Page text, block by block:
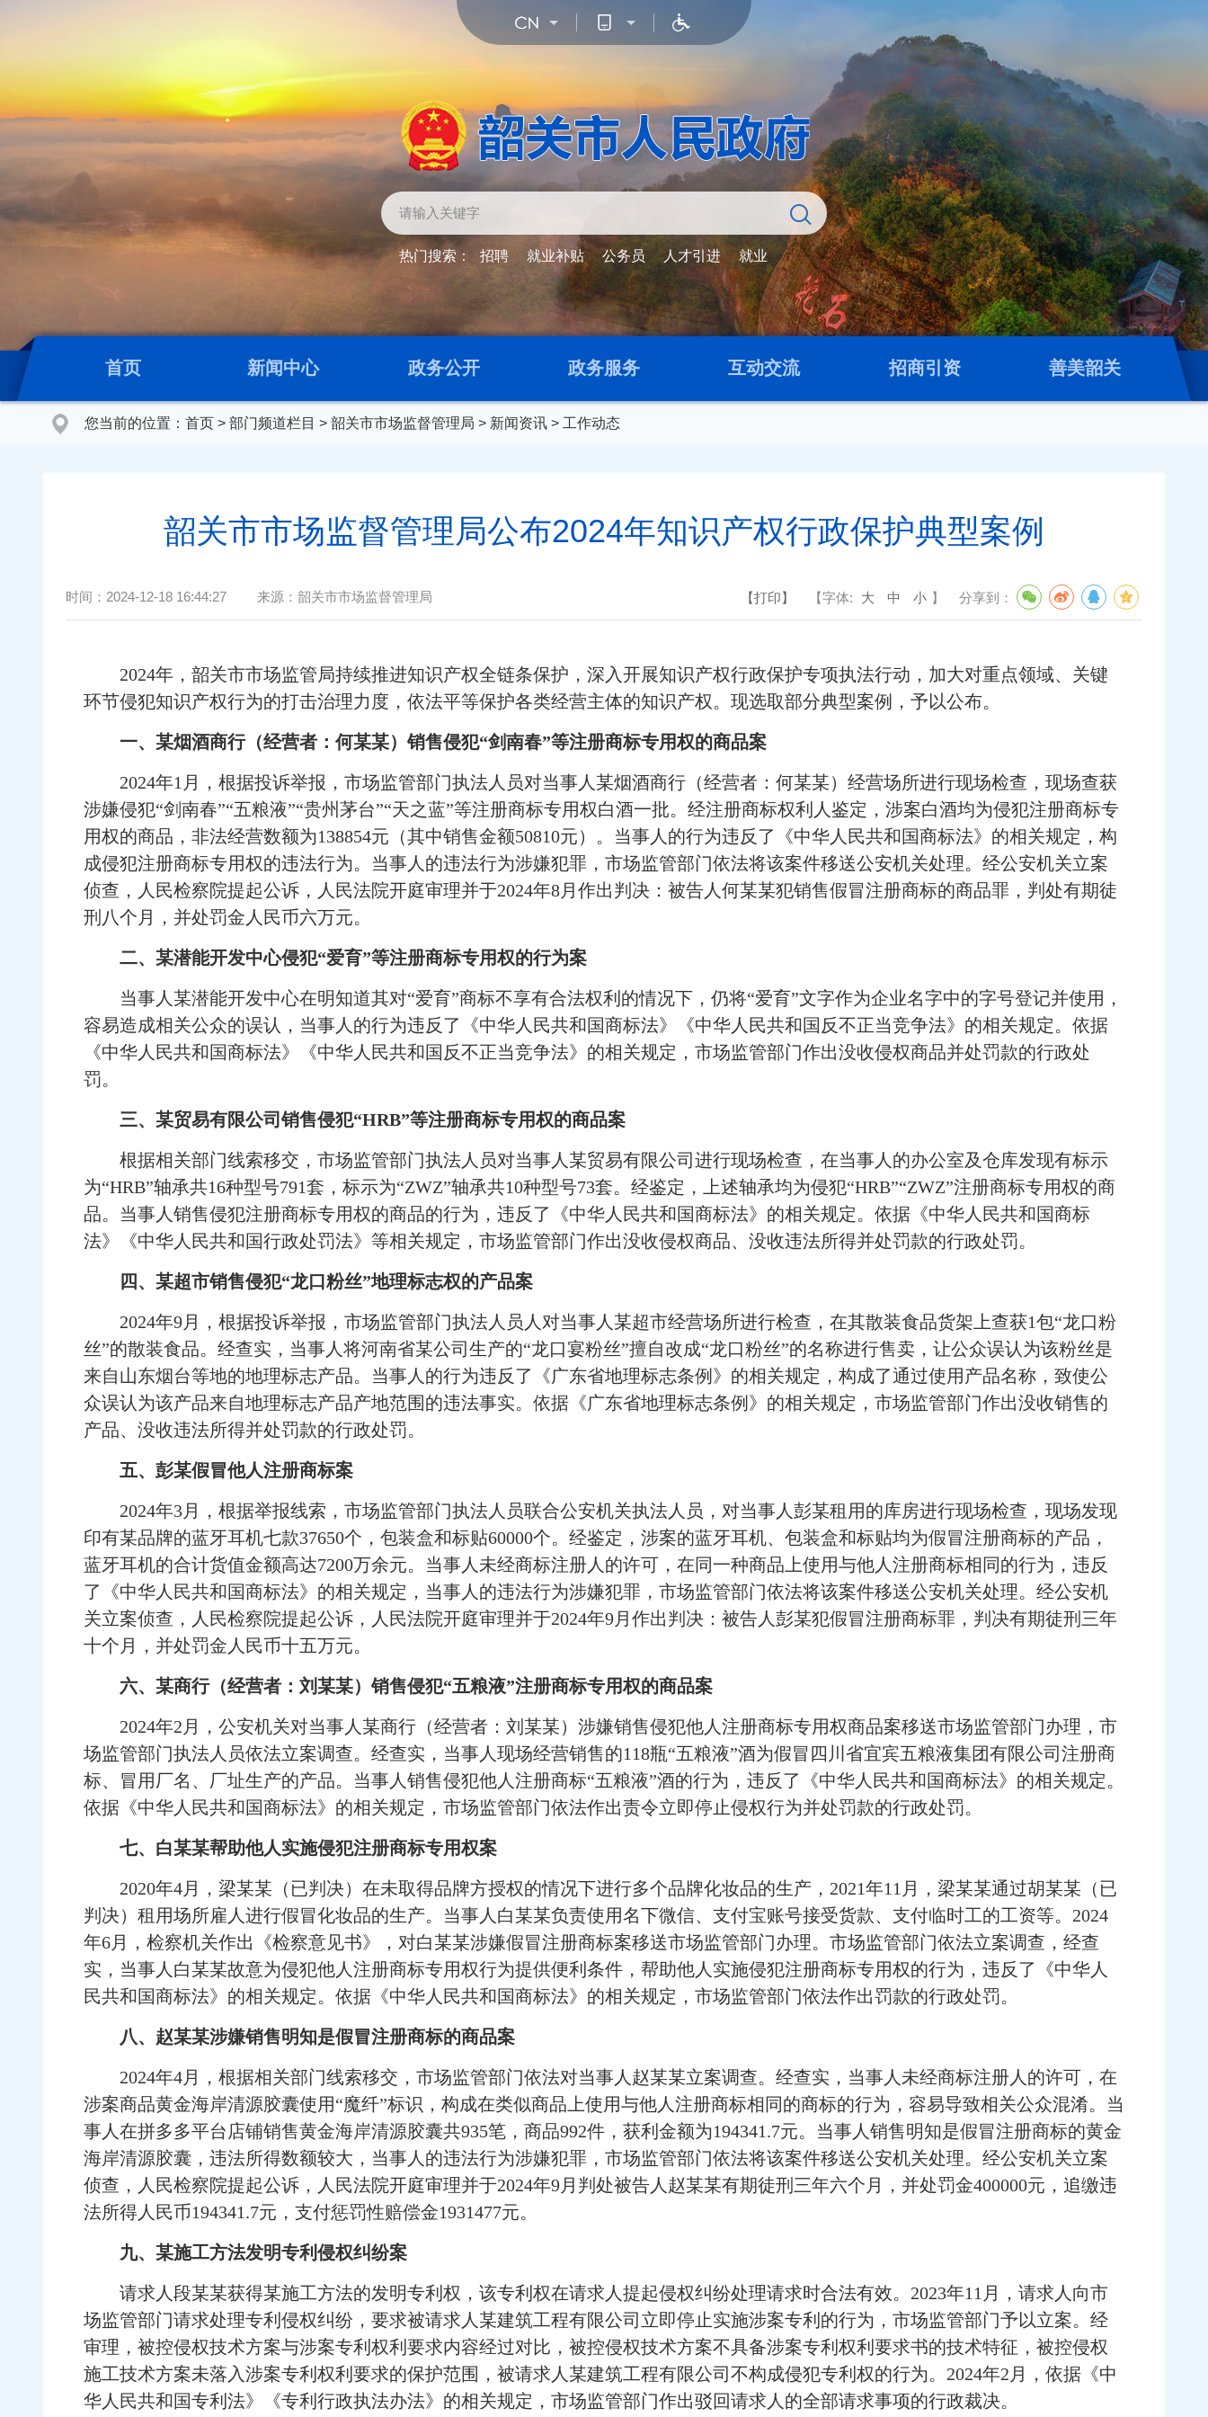
热门搜索： 招聘 就业补贴 公务员 人才引进 就业
首页 新闻中心 政务公开 政务服务 互动交流 招商引资 善美韶关
您当前的位置： 首页 > 部门频道栏目 > 韶关市市场监督管理局 > 新闻资讯 > 工作动态
韶关市市场监督管理局公布2024年知识产权行政保护典型案例
时间： 2024-12-18 16:44:27 来源： 韶关市市场监督管理局 【打印】 【字体: 大 中 小 】 分享到：
2024年，韶关市市场监管局持续推进知识产权全链条保护，深入开展知识产权行政保护专项执法行动，加大对重点领域、关键
环节侵犯知识产权行为的打击治理力度，依法平等保护各类经营主体的知识产权。现选取部分典型案例，予以公布。
一、某烟酒商行（经营者：何某某）销售侵犯“剑南春”等注册商标专用权的商品案
2024年1月，根据投诉举报，市场监管部门执法人员对当事人某烟酒商行（经营者：何某某）经营场所进行现场检查，现场查获
涉嫌侵犯“剑南春”“五粮液”“贵州茅台”“天之蓝”等注册商标专用权白酒一批。经注册商标权利人鉴定，涉案白酒均为侵犯注册商标专
用权的商品，非法经营数额为138854元（其中销售金额50810元）。当事人的行为违反了《中华人民共和国商标法》的相关规定，构
成侵犯注册商标专用权的违法行为。当事人的违法行为涉嫌犯罪，市场监管部门依法将该案件移送公安机关处理。经公安机关立案
侦查，人民检察院提起公诉，人民法院开庭审理并于2024年8月作出判决：被告人何某某犯销售假冒注册商标的商品罪，判处有期徒
刑八个月，并处罚金人民币六万元。
二、某潜能开发中心侵犯“爱育”等注册商标专用权的行为案
当事人某潜能开发中心在明知道其对“爱育”商标不享有合法权利的情况下，仍将“爱育”文字作为企业名字中的字号登记并使用，
容易造成相关公众的误认，当事人的行为违反了《中华人民共和国商标法》《中华人民共和国反不正当竞争法》的相关规定。依据
《中华人民共和国商标法》《中华人民共和国反不正当竞争法》的相关规定，市场监管部门作出没收侵权商品并处罚款的行政处
罚。
三、某贸易有限公司销售侵犯“HRB”等注册商标专用权的商品案
根据相关部门线索移交，市场监管部门执法人员对当事人某贸易有限公司进行现场检查，在当事人的办公室及仓库发现有标示
为“HRB”轴承共16种型号791套，标示为“ZWZ”轴承共10种型号73套。经鉴定，上述轴承均为侵犯“HRB”“ZWZ”注册商标专用权的商
品。当事人销售侵犯注册商标专用权的商品的行为，违反了《中华人民共和国商标法》的相关规定。依据《中华人民共和国商标
法》《中华人民共和国行政处罚法》等相关规定，市场监管部门作出没收侵权商品、没收违法所得并处罚款的行政处罚。
四、某超市销售侵犯“龙口粉丝”地理标志权的产品案
2024年9月，根据投诉举报，市场监管部门执法人员人对当事人某超市经营场所进行检查，在其散装食品货架上查获1包“龙口粉
丝”的散装食品。经查实，当事人将河南省某公司生产的“龙口宴粉丝”擅自改成“龙口粉丝”的名称进行售卖，让公众误认为该粉丝是
来自山东烟台等地的地理标志产品。当事人的行为违反了《广东省地理标志条例》的相关规定，构成了通过使用产品名称，致使公
众误认为该产品来自地理标志产品产地范围的违法事实。依据《广东省地理标志条例》的相关规定，市场监管部门作出没收销售的
产品、没收违法所得并处罚款的行政处罚。
五、彭某假冒他人注册商标案
2024年3月，根据举报线索，市场监管部门执法人员联合公安机关执法人员，对当事人彭某租用的库房进行现场检查，现场发现
印有某品牌的蓝牙耳机七款37650个，包装盒和标贴60000个。经鉴定，涉案的蓝牙耳机、包装盒和标贴均为假冒注册商标的产品，
蓝牙耳机的合计货值金额高达7200万余元。当事人未经商标注册人的许可，在同一种商品上使用与他人注册商标相同的行为，违反
了《中华人民共和国商标法》的相关规定，当事人的违法行为涉嫌犯罪，市场监管部门依法将该案件移送公安机关处理。经公安机
关立案侦查，人民检察院提起公诉，人民法院开庭审理并于2024年9月作出判决：被告人彭某犯假冒注册商标罪，判决有期徒刑三年
十个月，并处罚金人民币十五万元。
六、某商行（经营者：刘某某）销售侵犯“五粮液”注册商标专用权的商品案
2024年2月，公安机关对当事人某商行（经营者：刘某某）涉嫌销售侵犯他人注册商标专用权商品案移送市场监管部门办理，市
场监管部门执法人员依法立案调查。经查实，当事人现场经营销售的118瓶“五粮液”酒为假冒四川省宜宾五粮液集团有限公司注册商
标、冒用厂名、厂址生产的产品。当事人销售侵犯他人注册商标“五粮液”酒的行为，违反了《中华人民共和国商标法》的相关规定。
依据《中华人民共和国商标法》的相关规定，市场监管部门依法作出责令立即停止侵权行为并处罚款的行政处罚。
七、白某某帮助他人实施侵犯注册商标专用权案
2020年4月，梁某某（已判决）在未取得品牌方授权的情况下进行多个品牌化妆品的生产，2021年11月，梁某某通过胡某某（已
判决）租用场所雇人进行假冒化妆品的生产。当事人白某某负责使用名下微信、支付宝账号接受货款、支付临时工的工资等。2024
年6月，检察机关作出《检察意见书》，对白某某涉嫌假冒注册商标案移送市场监管部门办理。市场监管部门依法立案调查，经查
实，当事人白某某故意为侵犯他人注册商标专用权行为提供便利条件，帮助他人实施侵犯注册商标专用权的行为，违反了《中华人
民共和国商标法》的相关规定。依据《中华人民共和国商标法》的相关规定，市场监管部门依法作出罚款的行政处罚。
八、赵某某涉嫌销售明知是假冒注册商标的商品案
2024年4月，根据相关部门线索移交，市场监管部门依法对当事人赵某某立案调查。经查实，当事人未经商标注册人的许可，在
涉案商品黄金海岸清源胶囊使用“魔纤”标识，构成在类似商品上使用与他人注册商标相同的商标的行为，容易导致相关公众混淆。当
事人在拼多多平台店铺销售黄金海岸清源胶囊共935笔，商品992件，获利金额为194341.7元。当事人销售明知是假冒注册商标的黄金
海岸清源胶囊，违法所得数额较大，当事人的违法行为涉嫌犯罪，市场监管部门依法将该案件移送公安机关处理。经公安机关立案
侦查，人民检察院提起公诉，人民法院开庭审理并于2024年9月判处被告人赵某某有期徒刑三年六个月，并处罚金400000元，追缴违
法所得人民币194341.7元，支付惩罚性赔偿金1931477元。
九、某施工方法发明专利侵权纠纷案
请求人段某某获得某施工方法的发明专利权，该专利权在请求人提起侵权纠纷处理请求时合法有效。2023年11月，请求人向市
场监管部门请求处理专利侵权纠纷，要求被请求人某建筑工程有限公司立即停止实施涉案专利的行为，市场监管部门予以立案。经
审理，被控侵权技术方案与涉案专利权利要求内容经过对比，被控侵权技术方案不具备涉案专利权利要求书的技术特征，被控侵权
施工技术方案未落入涉案专利权利要求的保护范围，被请求人某建筑工程有限公司不构成侵犯专利权的行为。2024年2月，依据《中
华人民共和国专利法》《专利行政执法办法》的相关规定，市场监管部门作出驳回请求人的全部请求事项的行政裁决。